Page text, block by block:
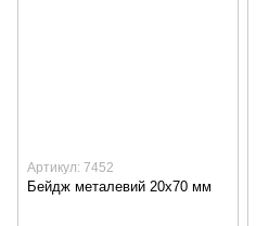
Артикул: 7452
Бейдж металевий 20х70 мм